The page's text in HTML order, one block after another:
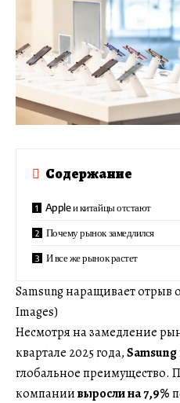
Содержание
Apple и китайцы отстают
Почему рынок замедлился
И все же рынок растет
Samsung наращивает отрыв
Images)
Несмотря на замедление
квартале 2025 года,Samsung
глобальное преимущество.
компаниивыросли на 7,9%